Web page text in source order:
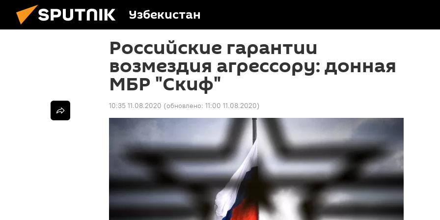
Узбекистан
Российские гарантии
возмездия агрессору: донная
МБР "Скиф"
10:35 11.08.2020 (обновлено: 11:00 11.08.2020)